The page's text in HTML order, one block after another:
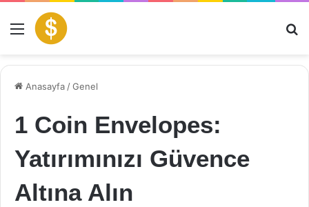
Menü
Anasayfa /Genel
1 Coin Envelopes:
Yatırımınızı Güvence
Altına Alın